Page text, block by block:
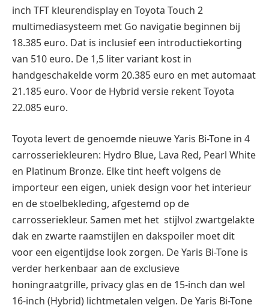
inch TFT kleurendisplay en Toyota Touch 2
multimediasysteem met Go navigatie beginnen bij
18.385 euro. Dat is inclusief een introductiekorting
van 510 euro. De 1,5 liter variant kost in
handgeschakelde vorm 20.385 euro en met automaat
21.185 euro. Voor de Hybrid versie rekent Toyota
22.085 euro.
Toyota levert de genoemde nieuwe Yaris Bi-Tone in 4
carrosseriekleuren: Hydro Blue, Lava Red, Pearl White
en Platinum Bronze. Elke tint heeft volgens de
importeur een eigen, uniek design voor het interieur
en de stoelbekleding, afgestemd op de
carrosseriekleur. Samen met het stijlvol zwartgelakte
dak en zwarte raamstijlen en dakspoiler moet dit
voor een eigentijdse look zorgen. De Yaris Bi-Tone is
verder herkenbaar aan de exclusieve
honingraatgrille, privacy glas en de 15-inch dan wel
16-inch (Hybrid) lichtmetalen velgen. De Yaris Bi-Tone